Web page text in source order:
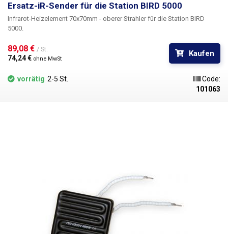
Ersatz-iR-Sender für die Station BIRD 5000
Infrarot-Heizelement 70x70mm - oberer Strahler für die Station BIRD
5000.
89,08 € / St.
74,24 € ohne MwSt
Kaufen
vorrätig 2-5 St.
Code:
101063